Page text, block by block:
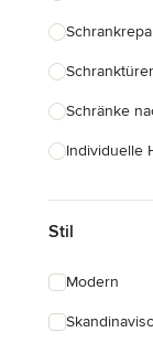
Schränke
Individuelle
Stil
Modern